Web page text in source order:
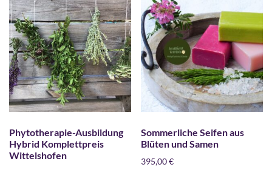
Phytotherapie-Ausbildung
Hybrid Komplettpreis
Wittelshofen
Sommerliche Seifen aus
Blüten und Samen
395,00€